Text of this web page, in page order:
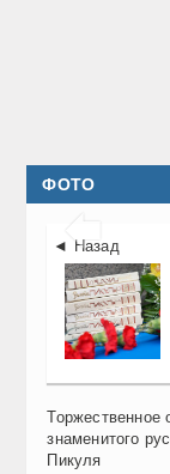
ФОТО

◄ Назад
Торжественное
знаменитого
Пикуля